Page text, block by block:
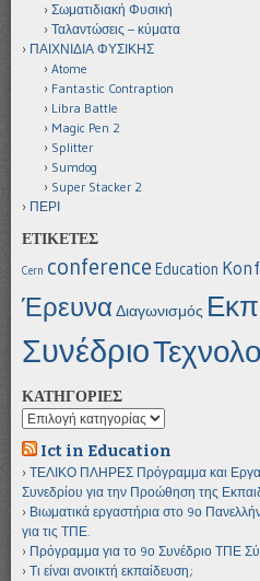
Σωματιδιακή Φυσική
Ταλαντώσεις – κύματα
ΠΑΙΧΝΙΔΙΑ ΦΥΣΙΚΗΣ
Atome
Fantastic Contraption
Libra Battle
Magic Pen 2
Splitter
Sumdog
Super Stacker 2
ΠΕΡΙ
ΕΤΙΚΕΤΕΣ
Cern conference Education
Έρευνα Διαγωνισμός
Συνέδριο
ΚΑΤΗΓΟΡΙΕΣ
ΚΑΤΗΓΟΡΙΕΣ
Ict in Education
ΤΕΛΙΚΟ ΠΛΗΡΕΣ Πρόγραμμα και
Συνεδρίου για την Προώθηση της
Βιωματικά εργαστήρια στο 9ο
για τις ΤΠΕ.
Πρόγραμμα για το 9ο Συνέδριο ΤΠΕ
Τι είναι ανοικτή εκπαίδευση;